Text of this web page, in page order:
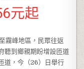
霧峰地區，民眾往返
聽到鄉親期盼增設匝道
道，今（26）日舉行